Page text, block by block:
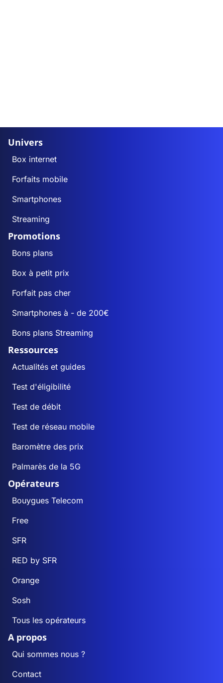
Univers
Box internet
Forfaits mobile
Smartphones
Streaming
Promotions
Bons plans
Box à petit prix
Forfait pas cher
Smartphones à - de 200€
Bons plans Streaming
Ressources
Actualités et guides
Test d'éligibilité
Test de débit
Test de réseau mobile
Baromètre des prix
Palmarès de la 5G
Opérateurs
Bouygues Telecom
Free
SFR
RED by SFR
Orange
Sosh
Tous les opérateurs
A propos
Qui sommes nous ?
Contact